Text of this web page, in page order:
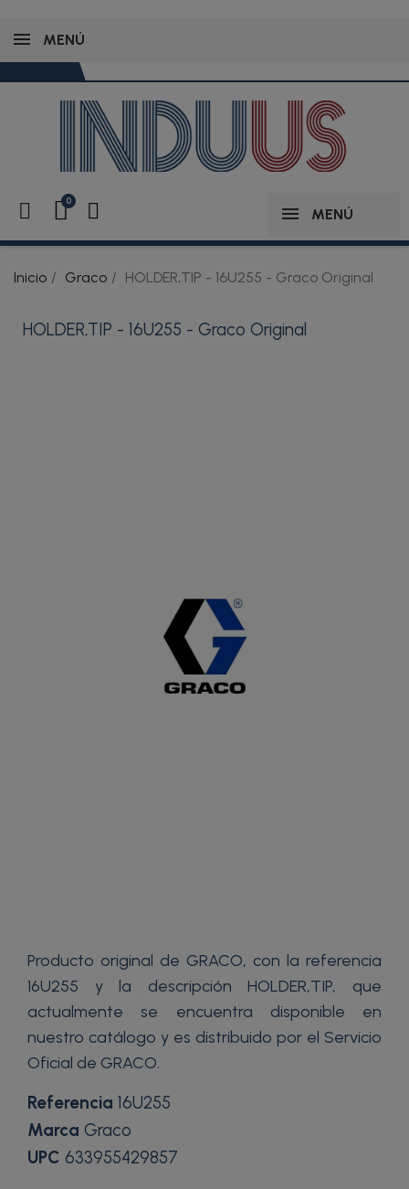
MENÚ
MENÚ
Inicio Graco HOLDER,TIP - 16U255 - Graco Original
HOLDER,TIP - 16U255 - Graco Original
Producto original de GRACO, con la referencia
16U255 y la descripción HOLDER,TIP, que
actualmente se encuentra disponible en
nuestro catálogo y es distribuido por el Servicio
Oficial de GRACO.
Referencia 16U255
Marca Graco
UPC 633955429857